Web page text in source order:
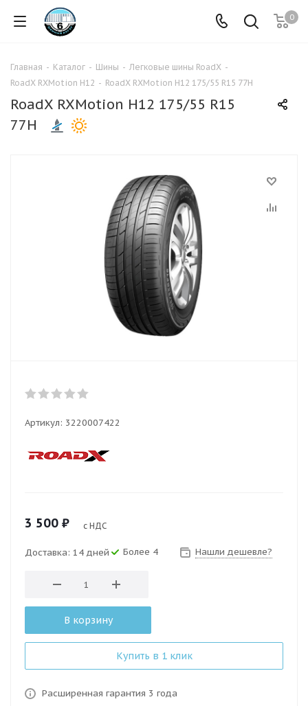
0
Главная - Каталог - Шины - Легковые шины RoadX -
RoadX RXMotion H12 - RoadX RXMotion H12 175/55 R15 77H
RoadX RXMotion H12 175/55 R15
77H
Артикул: 3220007422
3 500 ₽ с НДС
Доставка: 14 дней Более 4 Нашли дешевле?
В корзину
Купить в 1 клик
Расширенная гарантия 3 года